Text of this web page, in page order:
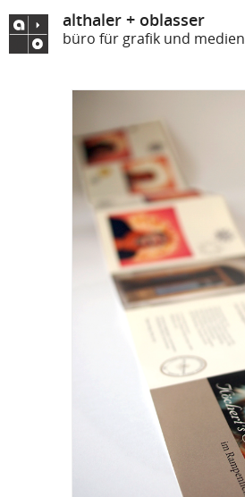
althaler + oblasser
büro für grafik und medien